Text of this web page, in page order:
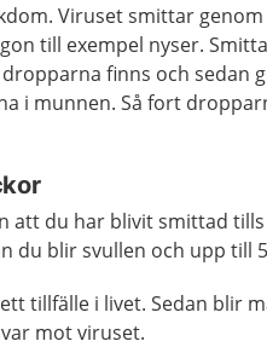
Viruset smittar
till exempel nyser.
finns och sedan
i munnen. Så fort
att du har blivit smittad
du blir svullen och upp till
tillfälle i livet. Sedan blir
mot viruset.